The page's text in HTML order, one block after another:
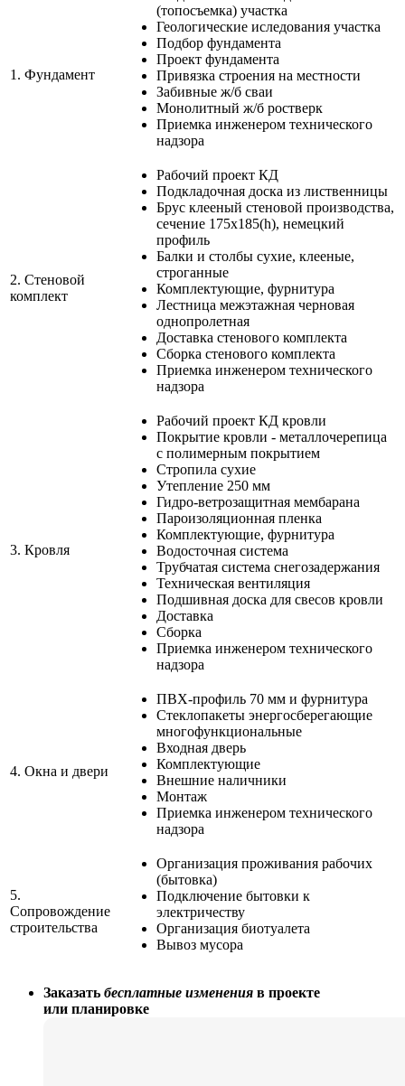
1. Фундамент
(топосъемка) участка
Геологические иследования участка
Подбор фундамента
Проект фундамента
Привязка строения на местности
Забивные ж/б сваи
Монолитный ж/б ростверк
Приемка инженером технического
надзора
2. Стеновой
комплект
Рабочий проект КД
Подкладочная доска из лиственницы
Брус клееный стеновой производства,
сечение 175х185(h), немецкий
профиль
Балки и столбы сухие, клееные,
строганные
Комплектующие, фурнитура
Лестница межэтажная черновая
однопролетная
Доставка стенового комплекта
Сборка стенового комплекта
Приемка инженером технического
надзора
3. Кровля
Рабочий проект КД кровли
Покрытие кровли - металлочерепица
с полимерным покрытием
Стропила сухие
Утепление 250 мм
Гидро-ветрозащитная мембарана
Пароизоляционная пленка
Комплектующие, фурнитура
Водосточная система
Трубчатая система снегозадержания
Техническая вентиляция
Подшивная доска для свесов кровли
Доставка
Сборка
Приемка инженером технического
надзора
4. Окна и двери
ПВХ-профиль 70 мм и фурнитура
Стеклопакеты энергосберегающие
многофункциональные
Входная дверь
Комплектующие
Внешние наличники
Монтаж
Приемка инженером технического
надзора
5.
Сопровождение
строительства
Организация проживания рабочих
(бытовка)
Подключение бытовки к
электричеству
Организация биотуалета
Вывоз мусора
Заказать бесплатные изменения в проекте
или планировке